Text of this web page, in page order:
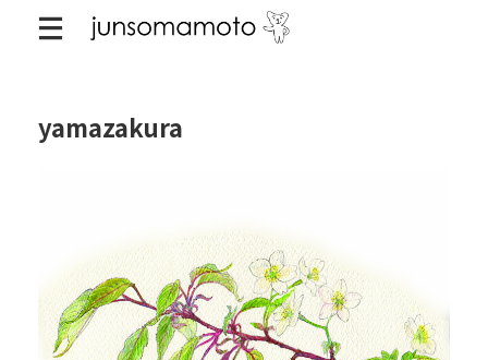
yamazakura